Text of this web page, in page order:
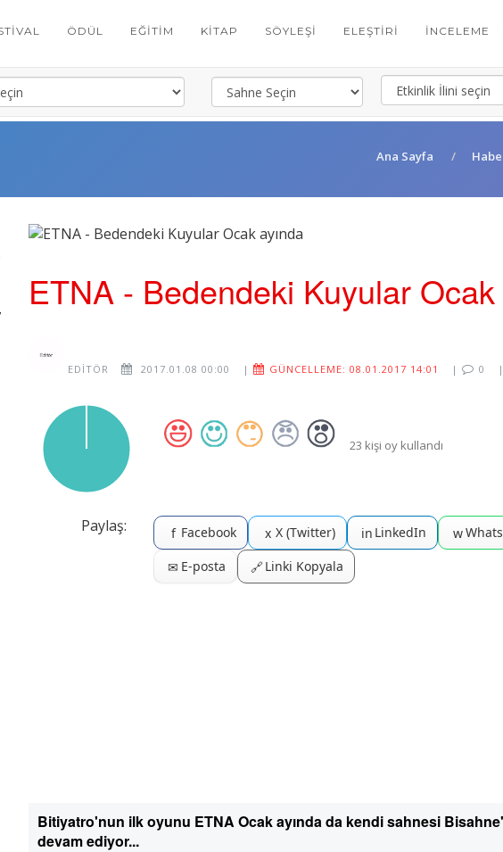
ÖDÜL EĞITIM KITAP SÖYLEŞI ELEŞTIRI İNCELEME
Ana Sayfa
ETNA - Bedendeki Kuyular Ocak
EDITÖR 2017.01.08 00:00 | GÜNCELLEME: 08.01.2017 14:01 | 0 |
23 kişi oy kullandı
Paylaş: f Facebook x X (Twitter) in LinkedIn w
✉ E-posta 🔗Linki Kopyala
Bitiyatro'nun ilk oyunu ETNA Ocak ayında da kendi sahnesi
devam ediyor...